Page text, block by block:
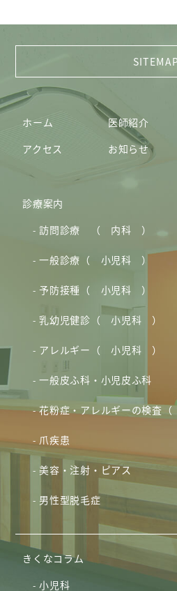
ホーム 医師紹介
アクセス
お知らせ
診療案内
訪問診療 （ 内科 ）
一般診療（ 小児科 ）
予防接種（ 小児科 ）
乳幼児健診（ 小児科 ）
アレルギー（ 小児科 ）
一般皮ふ科・小児皮ふ科
花粉症・アレルギーの検査
爪疾患
美容・注射・ピアス
男性型脱毛症
きくなコラム
小児科